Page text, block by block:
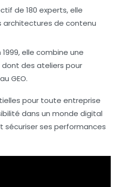
de 180 experts, elle
architectures de contenu
1999, elle combine une
des ateliers pour
GEO.
pour toute entreprise
dans un monde digital
sécuriser ses performances